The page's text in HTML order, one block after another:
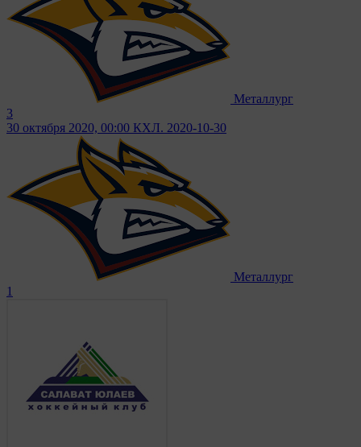
Металлург
3
30 октября 2020, 00:00 КХЛ. 2020-10-30
Металлург
1